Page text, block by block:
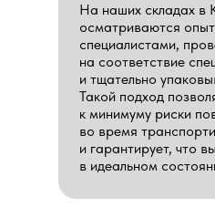
На наших складах в
осматриваются
специалистами,
на соответствие
и тщательно
Такой подход
к минимуму риски
во время
и гарантирует, что
в идеальном